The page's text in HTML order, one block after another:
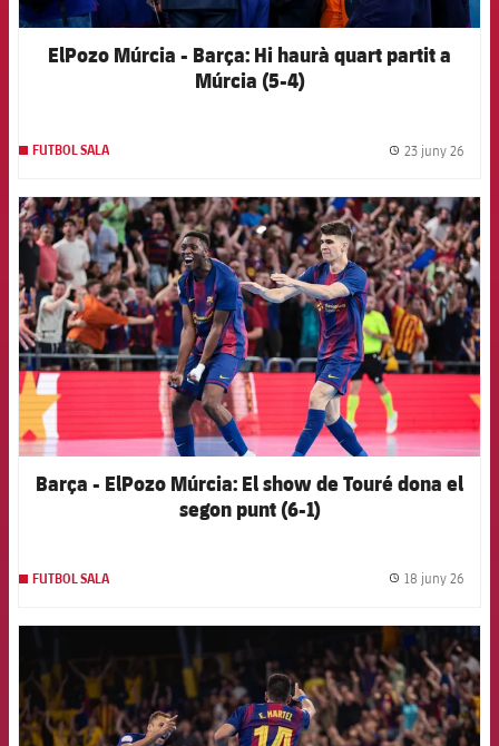
ElPozo Múrcia - Barça: Hi haurà quart partit a
Múrcia (5-4)
FUTBOL SALA 23 juny 26
FCB Barcelona badge
Barça - ElPozo Múrcia: El show de Touré dona el
segon punt (6-1)
FUTBOL SALA 18 juny 26
FCB Barcelona badge